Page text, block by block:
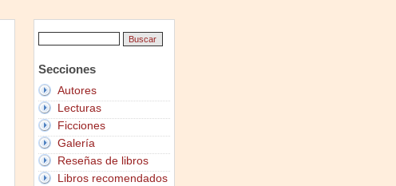
Secciones
Autores
Lecturas
Ficciones
Galería
Reseñas de libros
Libros recomendados